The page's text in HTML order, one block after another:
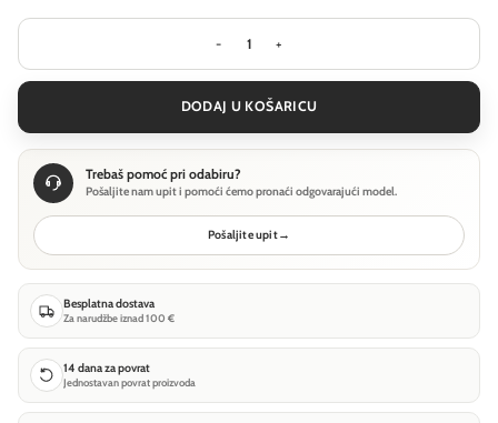
Zidna svjetiljka Maytoni Halo -
DODAJ U KOŠARICU
Trebaš pomoć pri odabiru?
Pošaljite nam upit i pomoći ćemo pronaći odgovarajući model.
Pošaljite upit→
Besplatna dostava
Za narudžbe iznad 100 €
14 dana za povrat
Jednostavan povrat proizvoda